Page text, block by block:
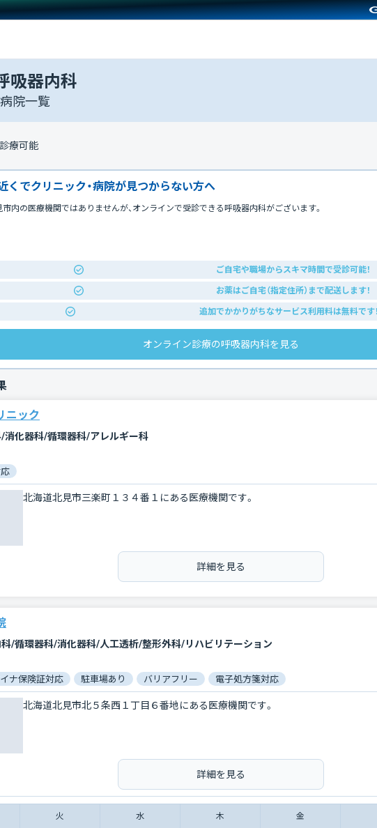
吸器内科
院一覧
療可能
くでクリニック・病院が見つからない方へ
市内の医療機関ではありませんが、オンラインで受診できる呼吸器内科がございます。
ご自宅や職場からスキマ時間で受診可能！
お薬はご自宅（指定住所）まで配送します！
追加でかかりがちなサービス利用料は無料です
オンライン診療の呼吸器内科を見る
ニック
消化器科/循環器科/アレルギー科
北海道北見市三楽町１３４番１にある医療機関です。
詳細を見る
/循環器科/消化器科/人工透析/整形外科/リハビリテーション
ナ保険証対応 駐車場あり バリアフリー 電子処方箋対応
北海道北見市北５条西１丁目６番地にある医療機関です。
詳細を見る
火 水 木 金